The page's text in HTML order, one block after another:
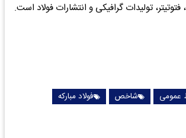
تولیدات گرافیکی و انتشارات فولاد است.
عمومی شاخص
فولاد مبارکه